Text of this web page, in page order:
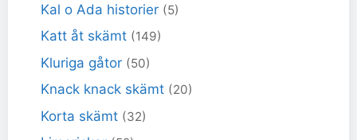
Kal o Ada historier (5)
Katt åt skämt (149)
Kluriga gåtor (50)
Knack knack skämt (20)
Korta skämt (32)